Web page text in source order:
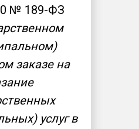
№ 189-ФЗ
заказе на
услуг в